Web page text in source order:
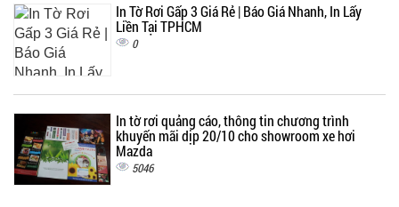
In Tờ Rơi Gấp 3 Giá Rẻ | Báo Giá Nhanh, In Lấy
Liền Tại TPHCM
0
In tờ rơi quảng cáo, thông tin chương trình
khuyến mãi dịp 20/10 cho showroom xe hơi
Mazda
5046